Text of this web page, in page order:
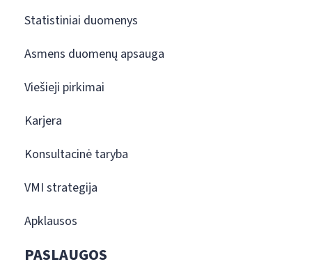
Statistiniai duomenys
Asmens duomenų apsauga
Viešieji pirkimai
Karjera
Konsultacinė taryba
VMI strategija
Apklausos
PASLAUGOS